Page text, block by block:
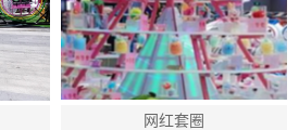
网红套圈